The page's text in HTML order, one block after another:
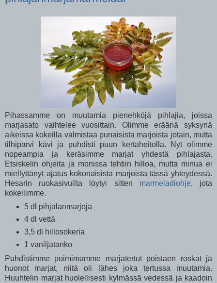
Pihassamme on muutamia pienehköjä pihlajia, joissa
marjasato vaihtelee vuosittain. Olimme eräänä syksynä
aikeissa kokeilla valmistaa punaisista marjoista jotain, mutta
tilhiparvi kävi ja puhdisti puun kertaheitolla. Nyt olimme
nopeampia ja keräsimme marjat yhdestä pihlajasta.
Etsiskelin ohjeita ja monissa tehtiin hilloa, mutta minua ei
miellyttänyt ajatus kokonaisista marjoista tässä yhteydessä.
Hesarin ruokasivuilta löytyi sitten marmeladiohje, jota
kokeilimme.
5 dl pihjalanmarjoja
4 dl vettä
3,5 dl hillosokeria
1 vaniljatanko
Puhdistimme poimimamme marjatertut poistaen roskat ja
huonot marjat, niitä oli lähes joka tertussa muutamia.
Huuhtelin marjat huolellisesti kylmässä vedessä ja kaadoin